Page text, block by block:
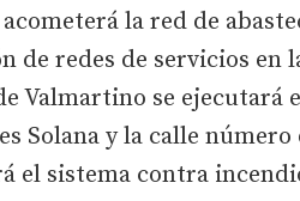
la red de
de redes de servicios en
Valmartino se ejecutará
Solana y la calle
el sistema contra